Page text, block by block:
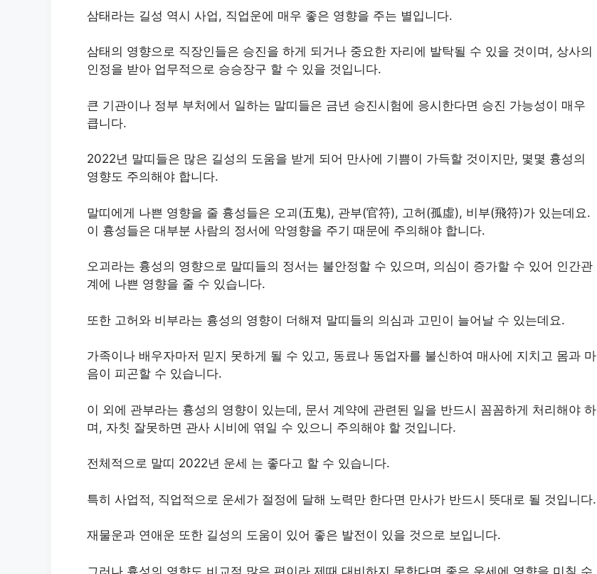
삼태라는 길성 역시 사업, 직업운에 매우 좋은 영향을 주는 별입니다.
삼태의 영향으로 직장인들은 승진을 하게 되거나 중요한 자리에 발탁될 수 있을 것이며, 상사의
인정을 받아 업무적으로 승승장구 할 수 있을 것입니다.
큰 기관이나 정부 부처에서 일하는 말띠들은 금년 승진시험에 응시한다면 승진 가능성이 매우
큽니다.
​2022년 말띠들은 많은 길성의 도움을 받게 되어 만사에 기쁨이 가득할 것이지만, 몇몇 흉성의
영향도 주의해야 합니다.
​말띠에게 나쁜 영향을 줄 흉성들은 오괴(五鬼), 관부(官符), 고허(孤虛), 비부(飛符)가 있는데요.
이 흉성들은 대부분 사람의 정서에 악영향을 주기 때문에 주의해야 합니다.
오괴라는 흉성의 영향으로 말띠들의 정서는 불안정할 수 있으며, 의심이 증가할 수 있어 인간관
계에 나쁜 영향을 줄 수 있습니다.
또한 고허와 비부라는 흉성의 영향이 더해져 말띠들의 의심과 고민이 늘어날 수 있는데요.
가족이나 배우자마저 믿지 못하게 될 수 있고, 동료나 동업자를 불신하여 매사에 지치고 몸과 마
음이 피곤할 수 있습니다.
​이 외에 관부라는 흉성의 영향이 있는데, 문서 계약에 관련된 일을 반드시 꼼꼼하게 처리해야 하
며, 자칫 잘못하면 관사 시비에 엮일 수 있으니 주의해야 할 것입니다.
​​전체적으로 말띠 2022년 운세 는 좋다고 할 수 있습니다.
특히 사업적, 직업적으로 운세가 절정에 달해 노력만 한다면 만사가 반드시 뜻대로 될 것입니다.
재물운과 연애운 또한 길성의 도움이 있어 좋은 발전이 있을 것으로 보입니다.
그러나 흉성의 영향도 비교적 많은 편이라 제때 대비하지 못한다면 좋은 운세에 영향을 미칠 수